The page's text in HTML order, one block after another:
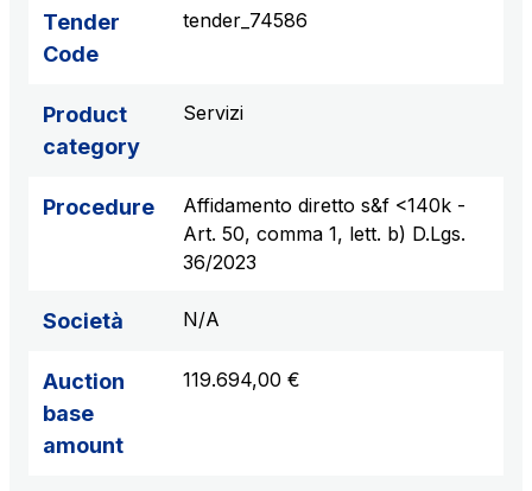
Production and sale of energy from renewable
sources
AdMoving
in service areas
services
Giovia
Cleaning activities on outdoor sites, green areas and
toilets
Tender
Code
tender_74586
Product
category
Servizi
Procedure
Affidamento diretto s&f <140k -
Art. 50, comma 1, lett. b) D.Lgs.
36/2023
Società N/A
Auction
base
amount
119.694,00 €